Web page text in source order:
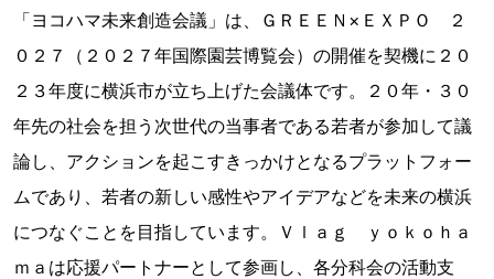
「ヨコハマ未来創造会議」は、ＧＲＥＥＮ×ＥＸＰＯ ２
０２７（２０２７年国際園芸博覧会）の開催を契機に２０
２３年度に横浜市が立ち上げた会議体です。２０年・３０
年先の社会を担う次世代の当事者である若者が参加して議
論し、アクションを起こすきっかけとなるプラットフォー
ムであり、若者の新しい感性やアイデアなどを未来の横浜
につなぐことを目指しています。Ｖｌａｇ ｙｏｋｏｈａ
ｍａは応援パートナーとして参画し、各分科会の活動支